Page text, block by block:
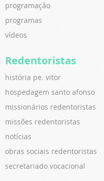
programação
programas
vídeos
Redentoristas
história pe. vitor
hospedagem santo afonso
missionários redentoristas
missões redentoristas
notícias
obras sociais redentoristas
secretariado vocacional